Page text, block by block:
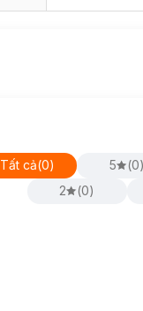
Tất cả(0) 5 (0
2
(0)